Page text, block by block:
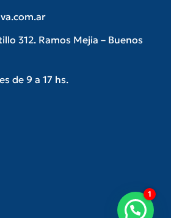
312. Ramos Mejia – Buenos
de 9 a 17 hs.